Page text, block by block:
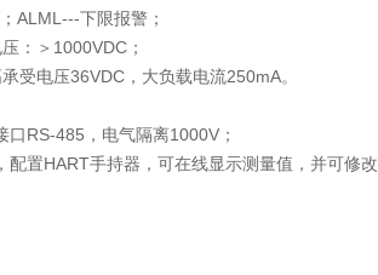
下限报警；
：＞1000VDC；
电压36VDC，大负载电流250mA。
RS-485，电气隔离1000V；
HART手持器，可在线显示测量值，并可修改